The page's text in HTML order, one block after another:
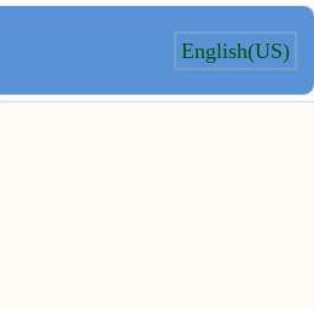
English(US)